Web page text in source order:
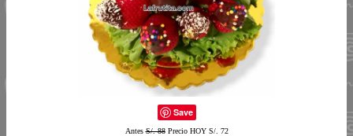
Save
AntesS/. 88Precio HOY S/. 72